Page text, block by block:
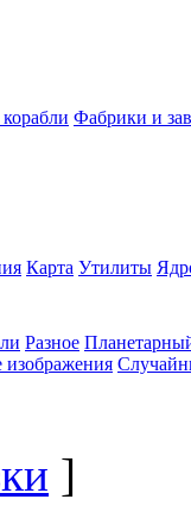
Фабрики и
Карта Утилиты
Разное
изображения
]